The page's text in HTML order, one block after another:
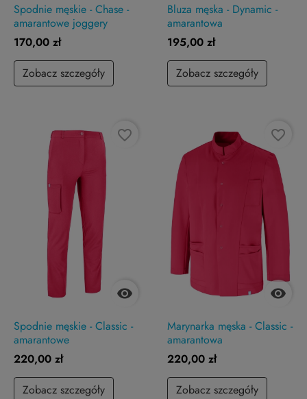
Spodnie męskie - Chase -
amarantowe joggery
170,00 zł
Zobacz szczegóły
Bluza męska - Dynamic -
amarantowa
195,00 zł
Zobacz szczegóły

favorite_border
Spodnie męskie - Classic -
amarantowe
220,00 zł
Zobacz szczegóły

favorite_border
Marynarka męska - Classic -
amarantowa
220,00 zł
Zobacz szczegóły